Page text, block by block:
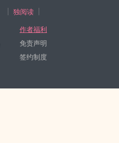
独阅读
作者福利
免责声明
签约制度